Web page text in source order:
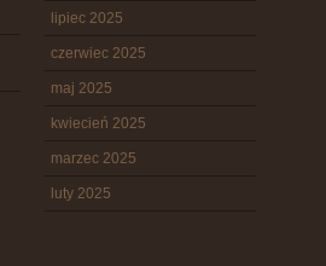
lipiec 2025
czerwiec 2025
maj 2025
kwiecień 2025
marzec 2025
luty 2025